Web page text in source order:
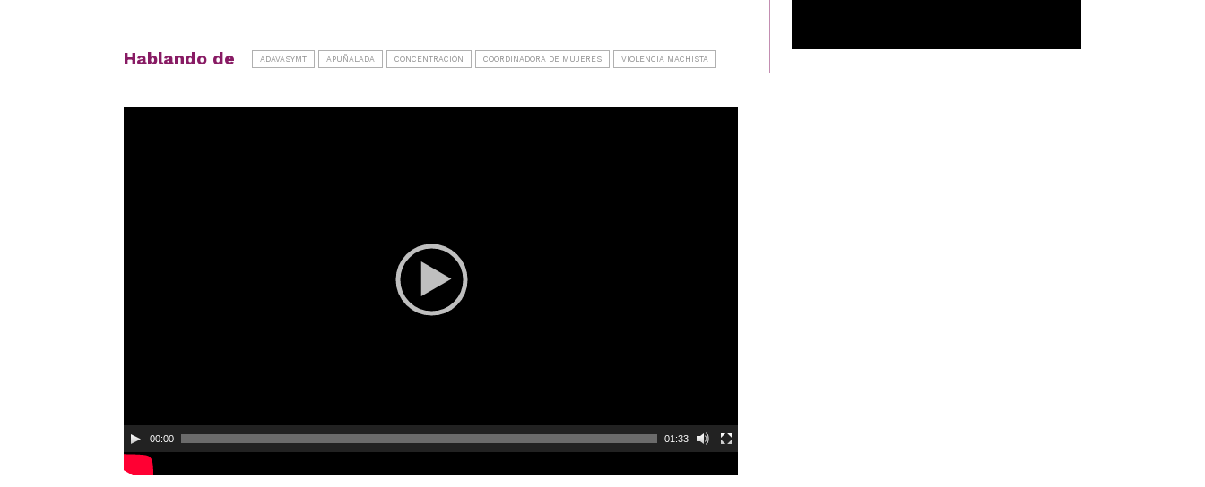
Hablando de ADAVASYMT APUÑALADA CONCENTRACIÓN COORDINADORA DE MUJERES VIOLENCIA MACHISTA
00:00 01:33